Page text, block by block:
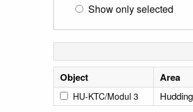
Show only selected
Object Area
HU-KTC/Modul 3